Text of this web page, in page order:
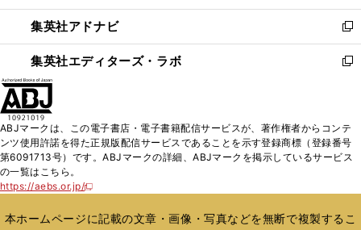
開
く
ウ
で
開
く
ン
ド
ウ
で
ウ
ィ
ン
ド
く
集英社アドナビ
新
し
い
ド
ウ
で
集英社エディターズ・ラボ
新
ィ
ン
ド
開
ABJマークは、この電子書店・電子書籍配信サービスが、著作権者からコンテ
ンツ使用許諾を得た正規版配信サービスであることを示す登録商標（登録番号
第6091713号）です。ABJマークの詳細、ABJマークを掲示しているサービス
の一覧はこちら。
https://aebs.or.jp/
新
い
ウ
本ホームページに記載の文章・画像・写真などを無断で複製するこ